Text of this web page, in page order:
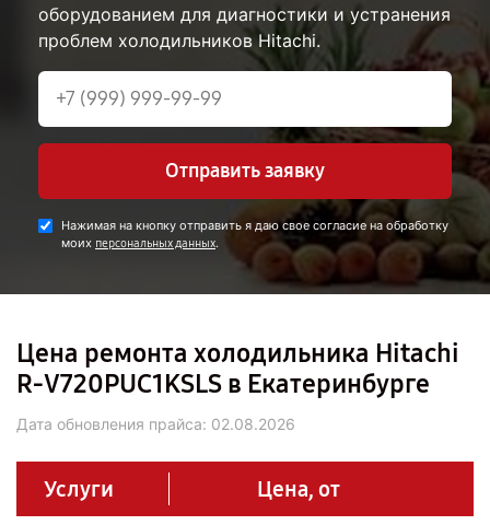
оборудованием для диагностики и устранения
проблем холодильников Hitachi.
Отправить заявку
Нажимая на кнопку отправить я даю свое согласие на обработку
моих персональных данных.
Цена ремонта холодильника Hitachi
R-V720PUC1KSLS в Екатеринбурге
Дата обновления прайса: 02.08.2026
Услуги Цена, от